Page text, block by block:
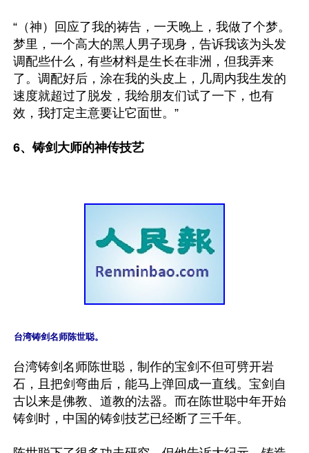
“（神）回应了我的祷告，一天晚上，我做了个梦。
梦里，一个高大的黑人男子现身，告诉我该为头发
调配些什么，有些材料是生长在非洲，但我弄来
了。调配好后，涂在我的头皮上，几周内我生发的
速度就超过了脱发，我给朋友们试了一下，也有
效，我打定主意要让它面世。”
6、铸剑大师的神传技艺
台湾铸剑名师陈世聪。
台湾铸剑名师陈世聪，制作的宝剑不但可劈开岩
石，且把剑弯曲后，能马上弹回成一直线。宝剑自
古以来是佛教、道教的法器。而在陈世聪中年开始
铸剑时，中国的铸剑技艺已经断了三千年。